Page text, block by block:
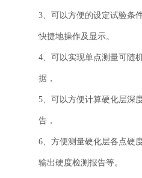
3、可以方便的设定试验条
快捷地操作及显示。
4、可以实现单点测量可随
据，
5、可以方便计算硬化层深
告，
6、方便测量硬化层各点硬
输出硬度检测报告等。